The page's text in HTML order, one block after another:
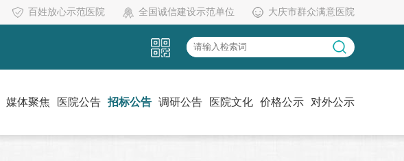
百姓放心示范医院 全国诚信建设示范单位 大庆市群众满意医院
媒体聚焦 医院公告 招标公告 调研公告 医院文化 价格公示 对外公示